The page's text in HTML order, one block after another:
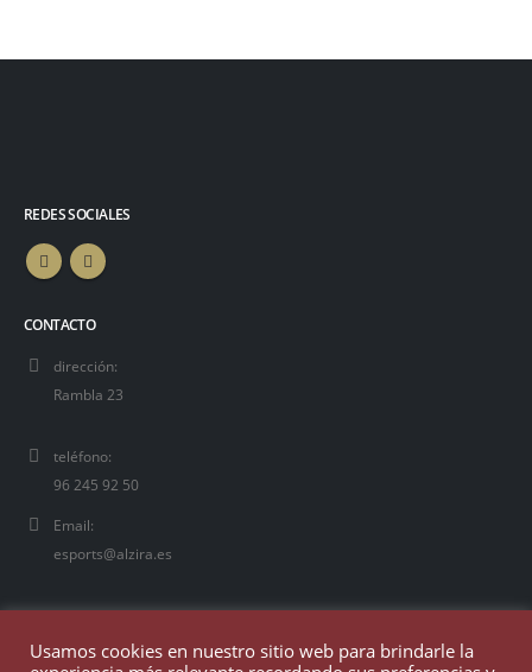
REDES SOCIALES
CONTACTO
dirección:
Rambla 23
teléfono:
96 245 92 50
Email:
esports@alzira.es
Usamos cookies en nuestro sitio web para brindarle la